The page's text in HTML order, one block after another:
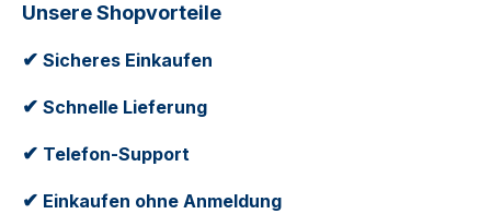
Unsere Shopvorteile
✔ Sicheres Einkaufen
✔ Schnelle Lieferung
✔ Telefon-Support
✔ Einkaufen ohne Anmeldung